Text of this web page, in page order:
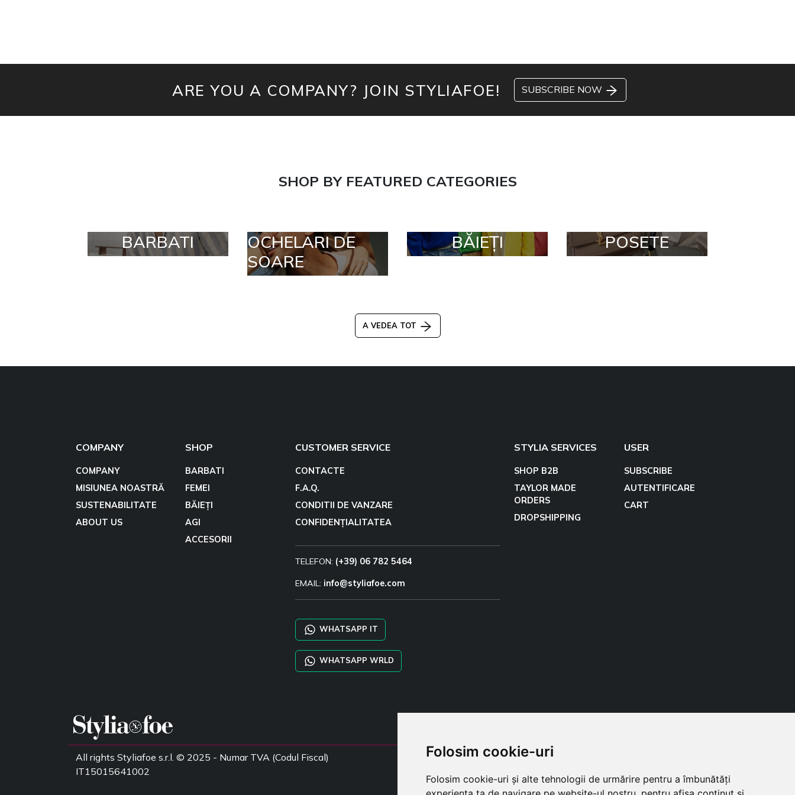
Folosim cookie-uri
Folosim cookie-uri și alte tehnologii de urmărire pentru a îmbunătăți
ARE YOU A COMPANY? JOIN STYLIAFOE! SUBSCRIBE NOW
SHOP BY FEATURED CATEGORIES
BARBATI
OCHELARI DE
SOARE
BĂIEȚI POSETE
A VEDEA TOT
COMPANY
COMPANY
MISIUNEA NOASTRĂ
SUSTENABILITATE
ABOUT US
SHOP
BARBATI
FEMEI
BĂIEȚI
AGI
ACCESORII
CUSTOMER SERVICE
CONTACTE
F.A.Q.
CONDITII DE VANZARE
CONFIDENȚIALITATEA
TELEFON: (+39) 06 782 5464
EMAIL: info@styliafoe.com
WHATSAPP IT
WHATSAPP WRLD
STYLIA SERVICES
SHOP B2B
TAYLOR MADE
ORDERS
DROPSHIPPING
USER
SUBSCRIBE
AUTENTIFICARE
CART
All rights Styliafoe s.r.l. © 2025 - Numar TVA (Codul Fiscal)
IT15015641002